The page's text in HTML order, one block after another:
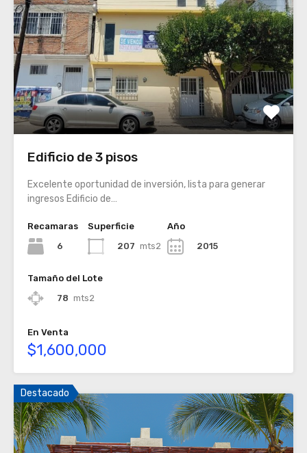
Edificio de 3 pisos
Excelente oportunidad de inversión, lista para generar
ingresos Edificio de…
Recamaras
6
Superficie
207 mts2
Año
2015
Tamaño del Lote
78 mts2
En Venta
$1,600,000
Destacado